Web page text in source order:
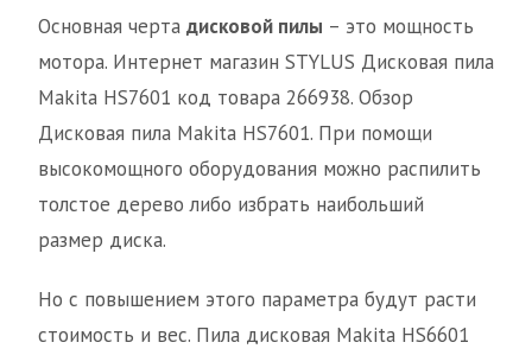
Основная черта дисковой пилы – это мощность
мотора. Интернет магазин STYLUS Дисковая пила
Makita HS7601 код товара 266938. Обзор
Дисковая пила Makita HS7601. При помощи
высокомощного оборудования можно распилить
толстое дерево либо избрать наибольший
размер диска.
Но с повышением этого параметра будут расти
стоимость и вес. Пила дисковая Makita HS6601